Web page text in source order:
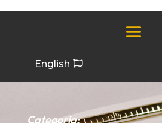
English
Categoria: